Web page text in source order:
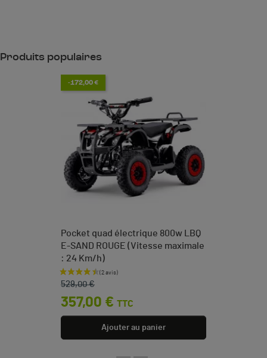
Produits populaires
-172,00 €
Pocket quad électrique 800w LBQ
E-SAND ROUGE (Vitesse maximale
: 24 Km/h)
Prix de base
529,00 €
Prix
357,00 € TTC
Ajouter au panier